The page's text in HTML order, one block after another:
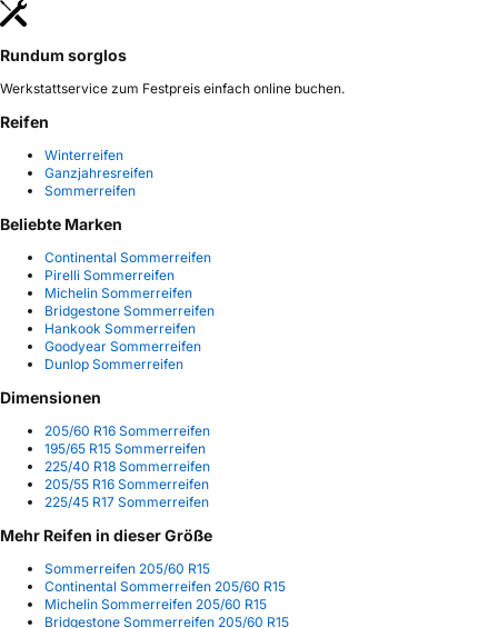
Rundum sorglos
Werkstattservice zum Festpreis einfach online buchen.
Reifen
Winterreifen
Ganzjahresreifen
Sommerreifen
Beliebte Marken
Continental Sommerreifen
Pirelli Sommerreifen
Michelin Sommerreifen
Bridgestone Sommerreifen
Hankook Sommerreifen
Goodyear Sommerreifen
Dunlop Sommerreifen
Dimensionen
205/60 R16 Sommerreifen
195/65 R15 Sommerreifen
225/40 R18 Sommerreifen
205/55 R16 Sommerreifen
225/45 R17 Sommerreifen
Mehr Reifen in dieser Größe
Sommerreifen 205/60 R15
Continental Sommerreifen 205/60 R15
Michelin Sommerreifen 205/60 R15
Bridgestone Sommerreifen 205/60 R15